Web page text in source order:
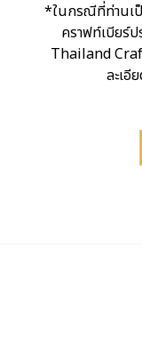
*ในกรณีที่ท่านเ
คราฟท์เบียร์
Thailand
ละเอี